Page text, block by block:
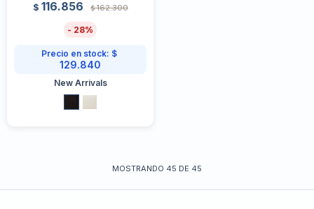
$ 116.856 $162.300
28
Precio en stock: $
129.840
New Arrivals
MOSTRANDO 45 DE 45